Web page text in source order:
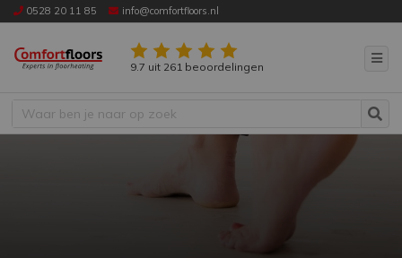
0528 20 11 85 info@comfortfloors.nl
9.7 uit 261 beoordelingen